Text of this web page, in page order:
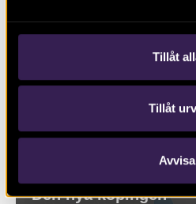
Tillåt
Tillåt
Avvisa
Den nya köpingen